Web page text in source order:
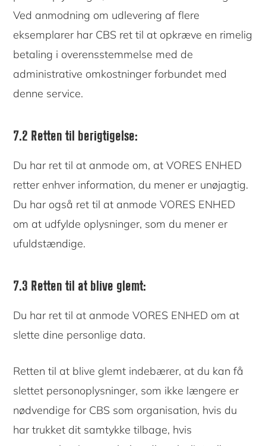
Ved anmodning om udlevering af flere
eksemplarer har CBS ret til at opkræve en rimelig
betaling i overensstemmelse med de
administrative omkostninger forbundet med
denne service.
7.2 Retten til berigtigelse:
Du har ret til at anmode om, at VORES ENHED
retter enhver information, du mener er unøjagtig.
Du har også ret til at anmode VORES ENHED
om at udfylde oplysninger, som du mener er
ufuldstændige.
7.3 Retten til at blive glemt:
Du har ret til at anmode VORES ENHED om at
slette dine personlige data.
Retten til at blive glemt indebærer, at du kan få
slettet personoplysninger, som ikke længere er
nødvendige for CBS som organisation, hvis du
har trukket dit samtykke tilbage, hvis